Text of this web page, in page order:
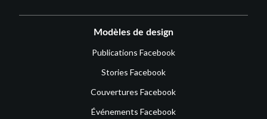
Modèles de design
Publications Facebook
Stories Facebook
Couvertures Facebook
Événements Facebook